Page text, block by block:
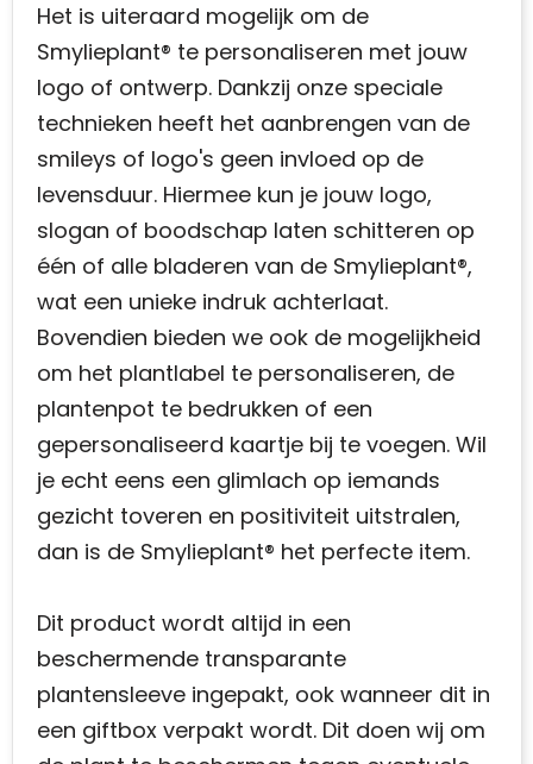
Het is uiteraard mogelijk om de
Smylieplant® te personaliseren met jouw
logo of ontwerp. Dankzij onze speciale
technieken heeft het aanbrengen van de
smileys of logo's geen invloed op de
levensduur. Hiermee kun je jouw logo,
slogan of boodschap laten schitteren op
één of alle bladeren van de Smylieplant®,
wat een unieke indruk achterlaat.
Bovendien bieden we ook de mogelijkheid
om het plantlabel te personaliseren, de
plantenpot te bedrukken of een
gepersonaliseerd kaartje bij te voegen. Wil
je echt eens een glimlach op iemands
gezicht toveren en positiviteit uitstralen,
dan is de Smylieplant® het perfecte item.
Dit product wordt altijd in een
beschermende transparante
plantensleeve ingepakt, ook wanneer dit in
een giftbox verpakt wordt. Dit doen wij om